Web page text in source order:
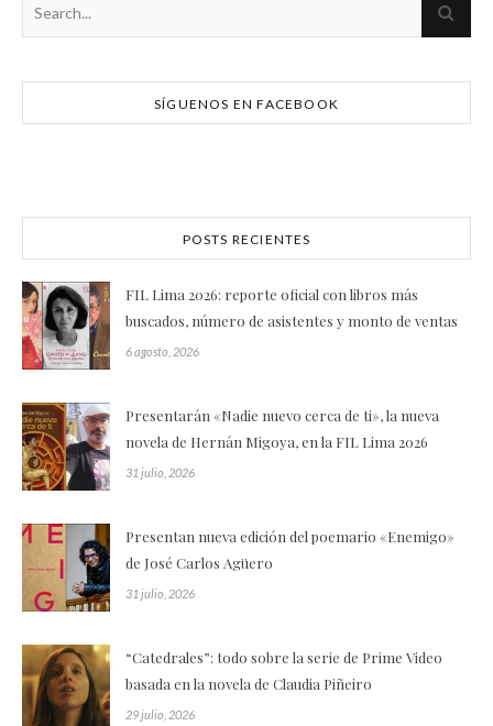
SÍGUENOS EN FACEBOOK
POSTS RECIENTES
FIL Lima 2026: reporte oficial con libros más
buscados, número de asistentes y monto de ventas
6 agosto, 2026
Presentarán «Nadie nuevo cerca de ti», la nueva
novela de Hernán Migoya, en la FIL Lima 2026
31 julio, 2026
Presentan nueva edición del poemario «Enemigo»
de José Carlos Agüero
31 julio, 2026
“Catedrales”: todo sobre la serie de Prime Video
basada en la novela de Claudia Piñeiro
29 julio, 2026